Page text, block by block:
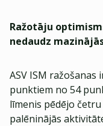
Ražotāju
nedaudz
ASV ISM ražošanas
punktiem no 54
līmenis pēdējo
palēninājās